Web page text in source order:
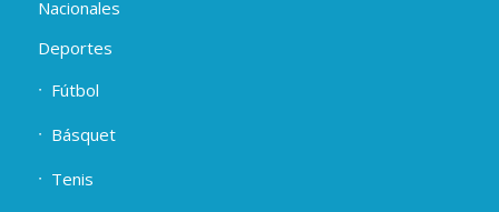
Nacionales
Deportes
Fútbol
Básquet
Tenis